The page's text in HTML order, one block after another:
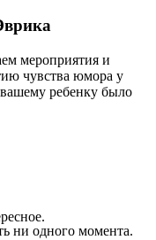
мероприятия и
чувства юмора у
ребенку было
ни одного момента.